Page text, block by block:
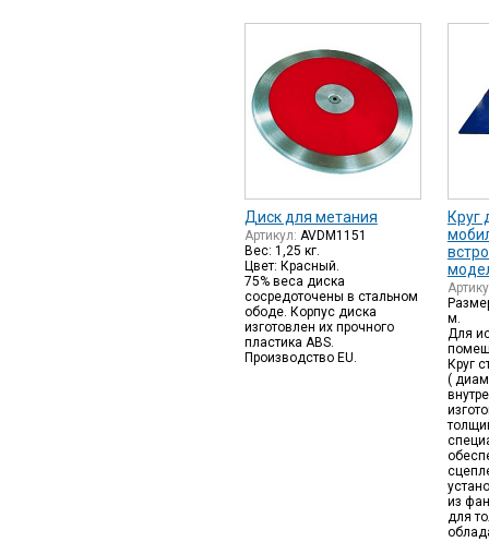
Диск для метания
Артикул: AVDM1151
Вес: 1,25 кг.
Цвет: Красный.
75% веса диска
сосредоточены в стальном
ободе. Корпус диска
изготовлен их прочного
пластика ABS.
Производство EU.
Круг
м.
Для
Круг
(
из
для